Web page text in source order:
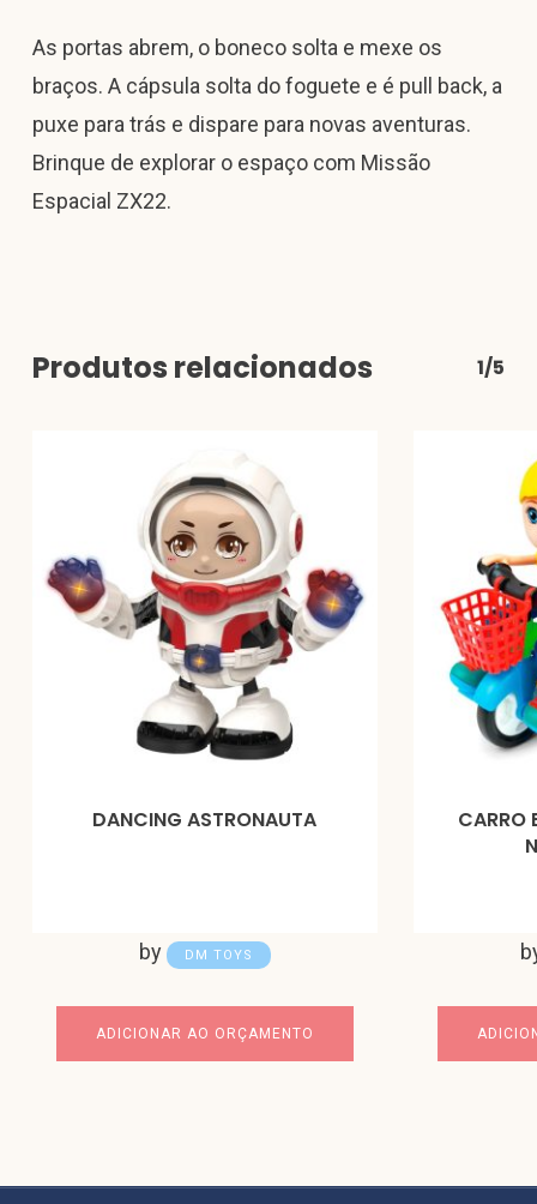
As portas abrem, o boneco solta e mexe os
braços. A cápsula solta do foguete e é pull back, a
puxe para trás e dispare para novas aventuras.
Brinque de explorar o espaço com Missão
Espacial ZX22.
Produtos relacionados 1/5
DANCING ASTRONAUTA
by DM TOYS
ADICIONAR AO ORÇAMENTO
CARRO